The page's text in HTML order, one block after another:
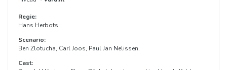
Regie:
Hans Herbots
Scenario:
Ben Zlotucha, Carl Joos, Paul Jan Nelissen.
Cast: